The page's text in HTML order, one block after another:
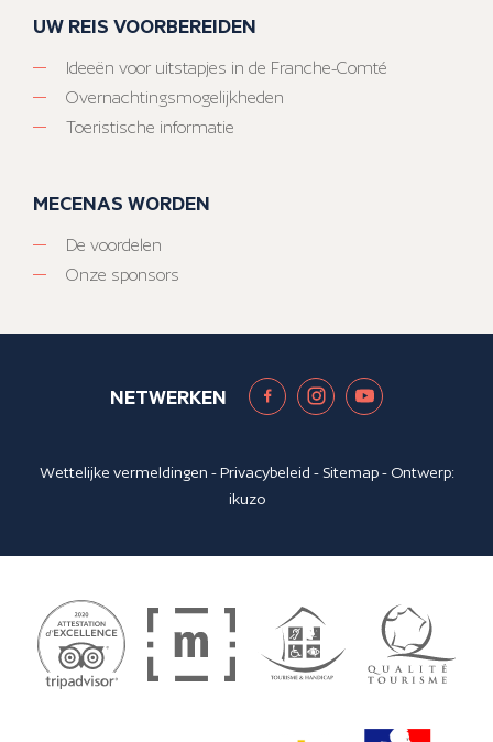
UW REIS VOORBEREIDEN
Ideeën voor uitstapjes in de Franche-Comté
Overnachtingsmogelijkheden
Toeristische informatie
MECENAS WORDEN
De voordelen
Onze sponsors
NETWERKEN
Wettelijke vermeldingen -Privacybeleid - Sitemap- Ontwerp:
ikuzo